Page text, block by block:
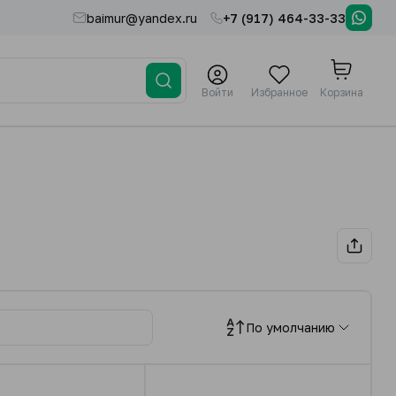
baimur@yandex.ru +7 (917) 464-33-33
Войти Избранное Корзина
По умолчанию